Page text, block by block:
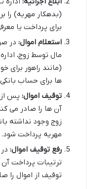
(بدهکار مهریه) را
برای پرداخت یا
استعلام اموال: در
مال توسط زوج،
(مانند راهور برای
ها برای حساب
توقیف اموال: پس از
آن ها را صادر می
زوج وجود نداشته
مهریه پرداخت شود.
رفع توقیف اموال:
ترتیبات پرداخت
توقیف از اموال را